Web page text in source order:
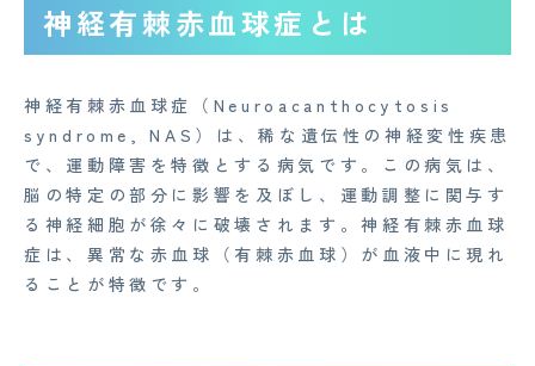
神経有棘赤血球症とは
神経有棘赤血球症（Neuroacanthocytosis
syndrome, NAS）は、稀な遺伝性の神経変性疾患
で、運動障害を特徴とする病気です。この病気は、
脳の特定の部分に影響を及ぼし、運動調整に関与す
る神経細胞が徐々に破壊されます。神経有棘赤血球
症は、異常な赤血球（有棘赤血球）が血液中に現れ
ることが特徴です。